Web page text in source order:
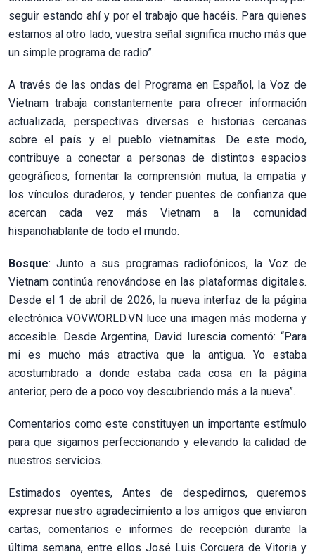
seguir estando ahí y por el trabajo que hacéis. Para quienes
estamos al otro lado, vuestra señal significa mucho más que
un simple programa de radio”.
A través de las ondas del Programa en Español, la Voz de
Vietnam trabaja constantemente para ofrecer información
actualizada, perspectivas diversas e historias cercanas
sobre el país y el pueblo vietnamitas. De este modo,
contribuye a conectar a personas de distintos espacios
geográficos, fomentar la comprensión mutua, la empatía y
los vínculos duraderos, y tender puentes de confianza que
acercan cada vez más Vietnam a la comunidad
hispanohablante de todo el mundo.
Bosque: Junto a sus programas radiofónicos, la Voz de
Vietnam continúa renovándose en las plataformas digitales.
Desde el 1 de abril de 2026, la nueva interfaz de la página
electrónica VOVWORLD.VN luce una imagen más moderna y
accesible. Desde Argentina, David Iurescia comentó: “Para
mi es mucho más atractiva que la antigua. Yo estaba
acostumbrado a donde estaba cada cosa en la página
anterior, pero de a poco voy descubriendo más a la nueva”.
Comentarios como este constituyen un importante estímulo
para que sigamos perfeccionando y elevando la calidad de
nuestros servicios.
Estimados oyentes, Antes de despedirnos, queremos
expresar nuestro agradecimiento a los amigos que enviaron
cartas, comentarios e informes de recepción durante la
última semana, entre ellos José Luis Corcuera de Vitoria y